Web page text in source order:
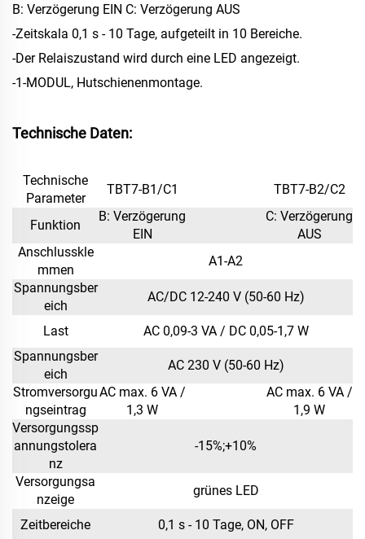
B: Verzögerung EIN C: Verzögerung AUS
-Zeitskala 0,1 s - 10 Tage, aufgeteilt in 10 Bereiche.
-Der Relaiszustand wird durch eine LED angezeigt.
-1-MODUL, Hutschienenmontage.
Technische Daten:
Technische
Parameter
TBT7-B1/C1 TBT7-B2/C2
Funktion
B: Verzögerung
EIN
C: Verzögerung
AUS
Anschlusskle
mmen
A1-A2
Spannungsber
eich
AC/DC 12-240 V (50-60 Hz)
Last
AC 0,09-3 VA / DC 0,05-1,7 W
Spannungsber
eich
AC 230 V (50-60 Hz)
Stromversorgu
ngseintrag
AC max. 6 VA /
1,3 W
AC max. 6 VA /
1,9 W
Versorgungssp
annungstolera
nz
-15%;+10%
Versorgungsa
nzeige
grünes LED
Zeitbereiche 0,1 s - 10 Tage, ON, OFF